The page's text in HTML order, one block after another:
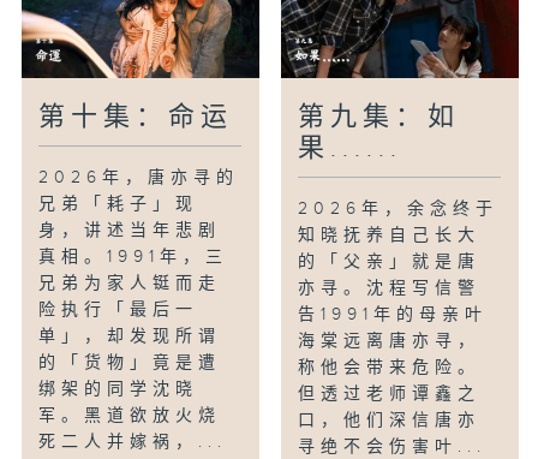
第十集：命运
2026年，唐亦寻的
兄弟「耗子」现
身，讲述当年悲剧
真相。1991年，三
兄弟为家人铤而走
险执行「最后一
单」，却发现所谓
的「货物」竟是遭
绑架的同学沈晓
军。黑道欲放火烧
死二人并嫁祸，...
第九集：如
果......
2026年，余念终于
知晓抚养自己长大
的「父亲」就是唐
亦寻。沈程写信警
告1991年的母亲叶
海棠远离唐亦寻，
称他会带来危险。
但透过老师谭鑫之
口，他们深信唐亦
寻绝不会伤害叶...